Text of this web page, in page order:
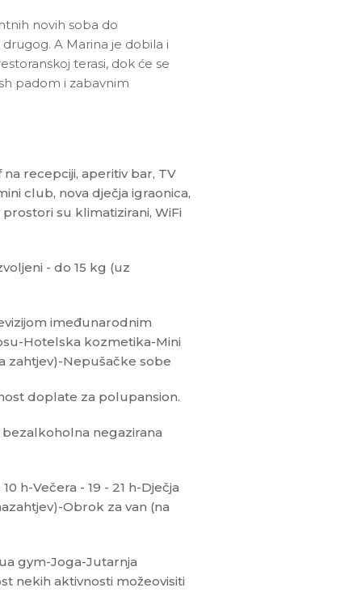
novih soba do
A Marina je dobila i
terasi, dok će se
padom i zabavnim
na recepciji, aperitiv bar, TV
club, nova dječja igraonica,
su klimatizirani, WiFi
- do 15 kg (uz
imeđunarodnim
Hotelska kozmetika-Mini
zahtjev)-Nepušačke sobe
doplate za polupansion.
negazirana
h-Večera - 19 - 21 h-Dječja
Obrok za van (na
gym-Joga-Jutarnja
nekih aktivnosti možeovisiti